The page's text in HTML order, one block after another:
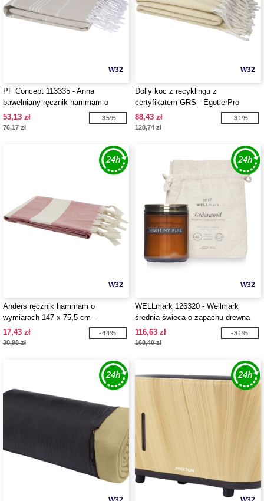
W32
PF Concept 113335 - Anna
bawełniany ręcznik hammam o
gramaturze 150 g/m² i wymiarach
100 x 180 cm
53,13 zł
76,17 zł
-35%
W32
Dolly koc z recyklingu z
certyfikatem GRS - EgotierPro
113329
88,43 zł
128,74 zł
-31%
W32
Anders ręcznik hammam o
wymiarach 147 x 75,5 cm -
EgotierPro 113510
17,43 zł
30,98 zł
-44%
W32
WELLmark 126320 - Wellmark
średnia świeca o zapachu drewna
cedrowego
116,63 zł
168,40 zł
-31%